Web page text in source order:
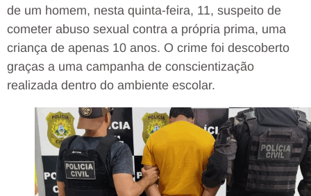
de um homem, nesta quinta-feira, 11, suspeito de
cometer abuso sexual contra a própria prima, uma
criança de apenas 10 anos. O crime foi descoberto
graças a uma campanha de conscientização
realizada dentro do ambiente escolar.